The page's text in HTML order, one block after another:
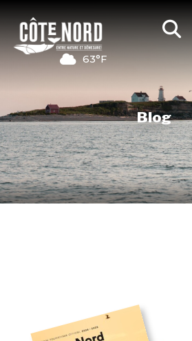
63°F
Blog